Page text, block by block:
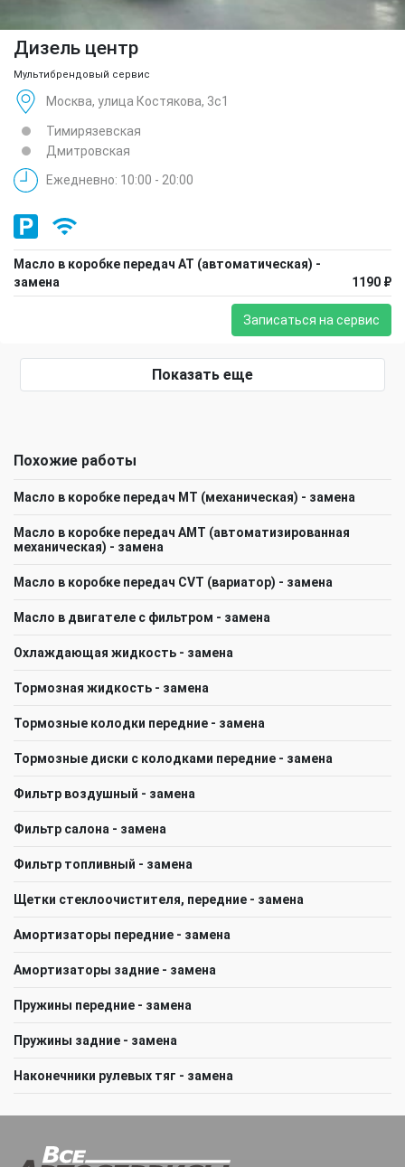
Дизель центр
Мультибрендовый сервис
Москва, улица Костякова, 3с1
Тимирязевская
Дмитровская
Ежедневно: 10:00 - 20:00
Масло в коробке передач АТ (автоматическая) -
замена
1190 ₽
Записаться на сервис
Показать еще
Похожие работы
Масло в коробке передач МT (механическая) - замена
Масло в коробке передач АМТ (автоматизированная
механическая) - замена
Масло в коробке передач CVT (вариатор) - замена
Масло в двигателе с фильтром - замена
Охлаждающая жидкость - замена
Тормозная жидкость - замена
Тормозные колодки передние - замена
Тормозные диски с колодками передние - замена
Фильтр воздушный - замена
Фильтр салона - замена
Фильтр топливный - замена
Щeтки стеклоочистителя, передние - замена
Амортизаторы передние - замена
Амортизаторы задние - замена
Пружины передние - замена
Пружины задние - замена
Наконечники рулевых тяг - замена